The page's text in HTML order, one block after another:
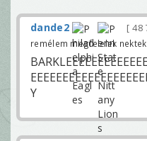
dande2 48
remélem megfelelek
Y